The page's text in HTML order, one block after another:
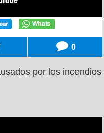
0
por los incendios